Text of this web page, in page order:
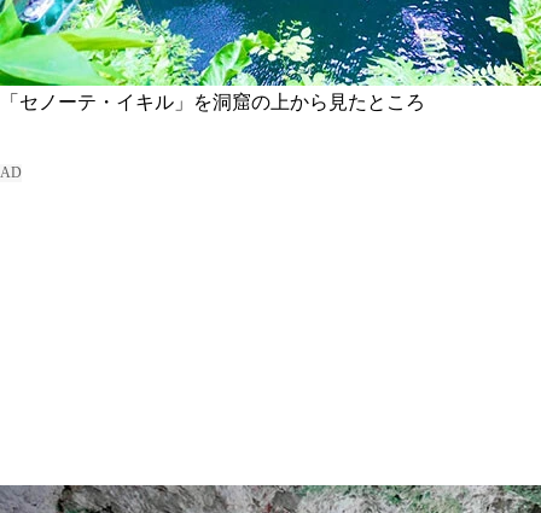
「セノーテ・イキル」を洞窟の上から見たところ